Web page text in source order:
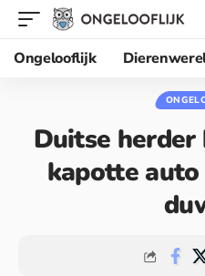
Ongelooflijk
Duitse
kapotte auto